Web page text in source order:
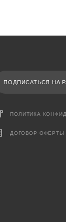
ПОДПИСАТЬСЯ НА
ПОЛИТИКА
ДОГОВОР ОФЕРТЫ